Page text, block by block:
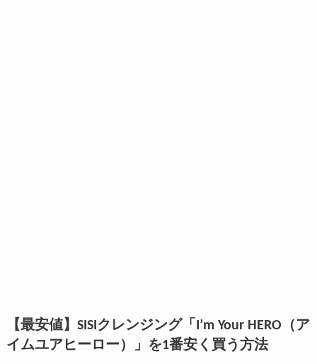
【最安値】SISIクレンジング「I’m Your HERO（ア
イムユアヒーロー）」を1番安く買う方法